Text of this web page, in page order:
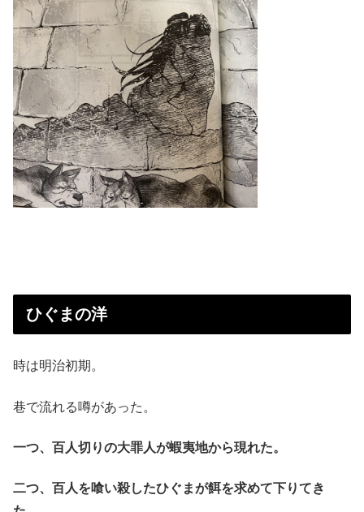
ひぐまの洋
時は明治初期。
巷で流れる噂があった。
一つ、百人切りの大罪人が蝦夷地から現れた。
二つ、百人を喰い殺したひぐまが餌を求めて下りてき